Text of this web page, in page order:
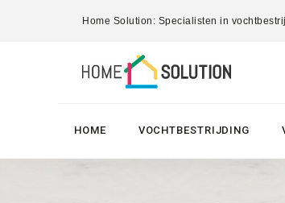
Home Solution: Specialisten in
HOME VOCHTBESTRIJDING